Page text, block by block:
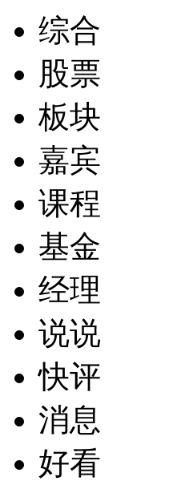
综合
股票
板块
嘉宾
课程
基金
经理
说说
快评
消息
好看